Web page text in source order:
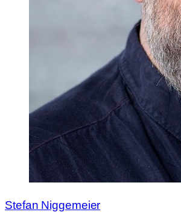
Stefan Niggemeier